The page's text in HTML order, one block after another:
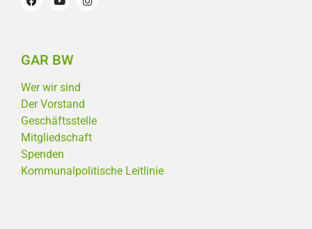
GAR BW
Wer wir sind
Der Vorstand
Geschäftsstelle
Mitgliedschaft
Spenden
Kommunalpolitische Leitlinie